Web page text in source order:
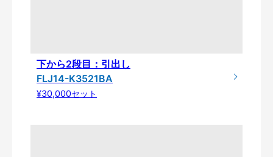
下から2段目：引出し
FLJ14-K3521BA
¥30,000セット